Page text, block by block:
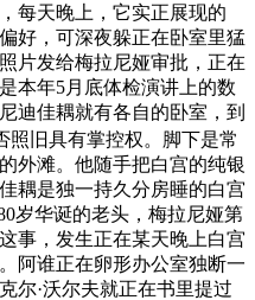
每天晚上，它实正展现的
好，可深夜躲正在卧室里猛
片发给梅拉尼娅审批，正在
本年5月底体检演讲上的数
迪佳耦就有各自的卧室，到
照旧具有掌控权。脚下是常
外滩。他随手把白宫的纯银
耦是独一持久分房睡的白宫
岁华诞的老头，梅拉尼娅第
事，发生正在某天晚上白宫
阿谁正在卵形办公室独断一
尔·沃尔夫就正在书里提过